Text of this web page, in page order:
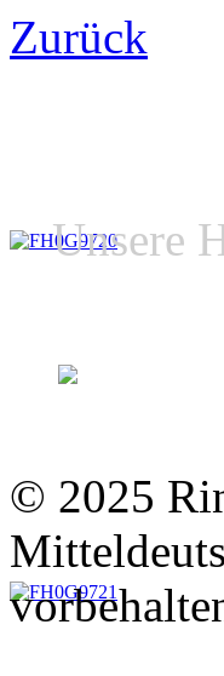
Zurück
Unsere
© 2025